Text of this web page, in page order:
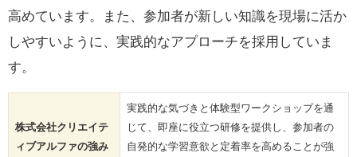
高めています。また、参加者が新しい知識を現場に活か
しやすいように、実践的なアプローチを採用していま
す。
株式会社クリエイテ
ィブアルファの強み
実践的な気づきと体験型ワークショップを通
じて、即座に役立つ研修を提供し、参加者の
自発的な学習意欲と定着率を高めることが強